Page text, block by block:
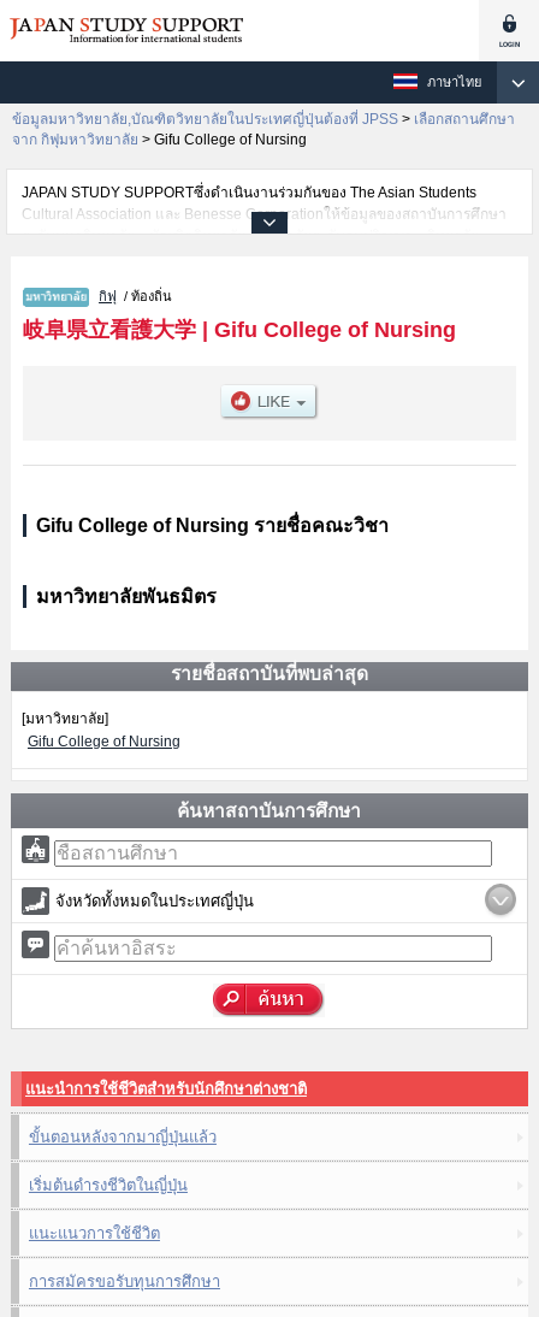
ภาษาไทย
ข้อมูลมหาวิทยาลัย,บัณฑิตวิทยาลัยในประเทศญี่ปุ่นต้องที่ JPSS > เลือกสถานศึกษา
จาก กิฟุมหาวิทยาลัย > Gifu College of Nursing
JAPAN STUDY SUPPORTซึ่งดำเนินงานร่วมกันของ The Asian Students
Cultural Association และ Benesse Corporationให้ข้อมูลของสถาบันการศึกษา
ระดับมหาวิทยาลัย・บัณฑิตวิทยาลัย・วิทยาลัยระดับอนุปริญญา・วิทยาลัย
ต่างชาติเช่นข้อมูลของแต่ละคณะ,ข้อมูลการสอบคัดเลือกเข้าศึกษาเช่นจำนวนคน
ที่รับสมัครหรือจำนวนคนที่ผ่านการสอบคัดเลือกเป็นต้น,แนะนำสถานที่,การเดิน
ทางเป็นต้นไว้ด้วยดังนั้นขอเชิญใช้บริการค้นหาข้อมูลตามอัธยาศัย
กิฟุ / ท้องถิ่น
岐阜県立看護大学| Gifu College of Nursing
Gifu College of Nursing รายชื่อคณะวิชา
มหาวิทยาลัยพันธมิตร
รายชื่อสถาบันที่พบล่าสุด
[มหาวิทยาลัย]
Gifu College of Nursing
ค้นหาสถาบันการศึกษา
จังหวัดทั้งหมดในประเทศญี่ปุ่น
แนะนำการใช้ชีวิตสำหรับนักศึกษาต่างชาติ
ขั้นตอนหลังจากมาญี่ปุ่นแล้ว
เริ่มต้นดำรงชีวิตในญี่ปุ่น
แนะแนวการใช้ชีวิต
การสมัครขอรับทุนการศึกษา